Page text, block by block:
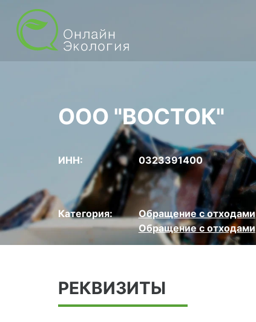
ООО "ВОСТОК"
ИНН: 0323391400
Категория: Обращение с отходами
Обращение с отходами
РЕКВИЗИТЫ